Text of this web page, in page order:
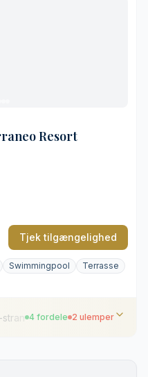
Resort
Tjek tilgængelighed
Swimmingpool
Terrasse
stranden4 fordele 2 ulemper